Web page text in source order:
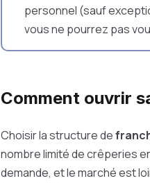
personnel (sauf
vous ne pourrez pas
Comment ouvrir
Choisir la structure de
nombre limité de crêperies
demande, et le marché est